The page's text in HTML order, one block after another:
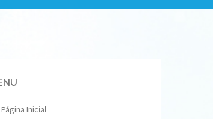
Página Inicial